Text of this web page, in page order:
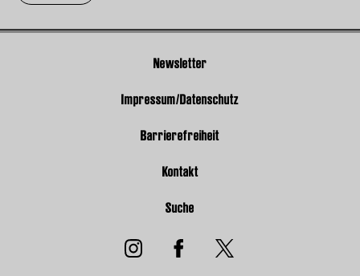
Newsletter
Impressum/Datenschutz
Barrierefreiheit
Kontakt
Suche